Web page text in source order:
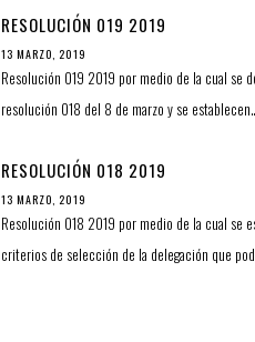
RESOLUCIÓN 019 2019
13 MARZO, 2019
Resolución 019 2019 por medio de la cual se
resolución 018 del 8 de marzo y se
RESOLUCIÓN 018 2019
13 MARZO, 2019
Resolución 018 2019 por medio de la cual se
criterios de selección de la delegación que